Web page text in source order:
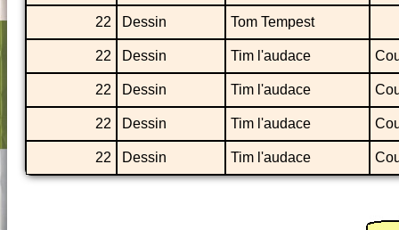
22 Dessin Tom Tempest
22 Dessin Tim l'audace
22 Dessin Tim l'audace
22 Dessin Tim l'audace
22 Dessin Tim l'audace